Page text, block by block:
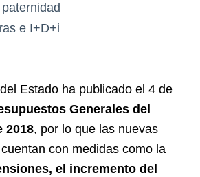
e I+D+i
Estado ha publicado el 4 de
Generales del
2018, por lo que las nuevas
con medidas como la
el incremento del